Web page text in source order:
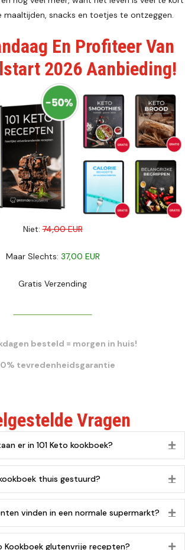
maaltijden, snacks en toetjes te ontzeggen.
En Profiteer Van
2026 Aanbieding!
Niet:74,00 EUR
Maar Slechts: 37,00 EUR
Gratis Verzending
besteld = morgen in huis!
tevredenheidsgarantie
Vragen
er ​​in 101 Keto kookboek?
thuis gestuurd?
vinden in een normale supermarkt?
Kookboek glutenvrije recepten?